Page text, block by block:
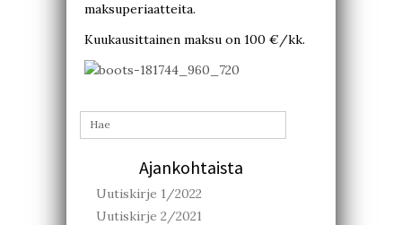
maksuperiaatteita.
Kuukausittainen maksu on 100 €/kk.
Ajankohtaista
Uutiskirje 1/2022
Uutiskirje 2/2021